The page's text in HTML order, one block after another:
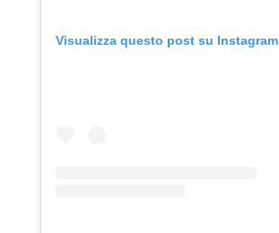
Visualizza questo post su Instagram